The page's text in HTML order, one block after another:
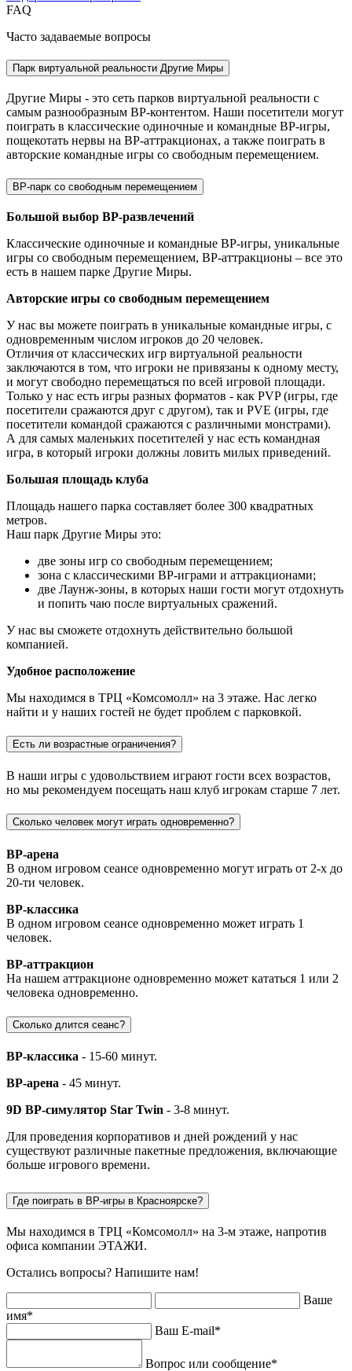
FAQ
Часто задаваемые вопросы
Парк виртуальной реальности Другие Миры
Другие Миры - это сеть парков виртуальной реальности с
самым разнообразным ВР-контентом. Наши посетители могут
поиграть в классические одиночные и командные ВР-игры,
пощекотать нервы на ВР-аттракционах, а также поиграть в
авторские командные игры со свободным перемещением.
ВР-парк со свободным перемещением
Большой выбор ВР-развлечений
Классические одиночные и командные ВР-игры, уникальные
игры со свободным перемещением, ВР-аттракционы – все это
есть в нашем парке Другие Миры.
Авторские игры со свободным перемещением
У нас вы можете поиграть в уникальные командные игры, с
одновременным числом игроков до 20 человек.
Отличия от классических игр виртуальной реальности
заключаются в том, что игроки не привязаны к одному месту,
и могут свободно перемещаться по всей игровой площади.
Только у нас есть игры разных форматов - как PVP (игры, где
посетители сражаются друг с другом), так и PVE (игры, где
посетители командой сражаются с различными монстрами).
А для самых маленьких посетителей у нас есть командная
игра, в который игроки должны ловить милых приведений.
Большая площадь клуба
Площадь нашего парка составляет более 300 квадратных
метров.
Наш парк Другие Миры это:
две зоны игр со свободным перемещением;
зона с классическими ВР-играми и аттракционами;
две Лаунж-зоны, в которых наши гости могут отдохнуть
и попить чаю после виртуальных сражений.
У нас вы сможете отдохнуть действительно большой
компанией.
Удобное расположение
Мы находимся в ТРЦ «Комсомолл» на 3 этаже. Нас легко
найти и у наших гостей не будет проблем с парковкой.
Есть ли возрастные ограничения?
В наши игры с удовольствием играют гости всех возрастов,
но мы рекомендуем посещать наш клуб игрокам старше 7 лет.
Сколько человек могут играть одновременно?
ВР-арена
В одном игровом сеансе одновременно могут играть от 2-х до
20-ти человек.
ВР-классика
В одном игровом сеансе одновременно может играть 1
человек.
ВР-аттракцион
На нашем аттракционе одновременно может кататься 1 или 2
человека одновременно.
Сколько длится сеанс?
ВР-классика - 15-60 минут.
ВР-арена - 45 минут.
9D ВР-симулятор Star Twin - 3-8 минут.
Для проведения корпоративов и дней рождений у нас
существуют различные пакетные предложения, включающие
больше игрового времени.
Где поиграть в ВР-игры в Красноярске?
Мы находимся в ТРЦ «Комсомолл» на 3-м этаже, напротив
офиса компании ЭТАЖИ.
Остались вопросы? Напишите нам!
Ваше
имя*
Ваш E-mail*
Вопрос или сообщение*